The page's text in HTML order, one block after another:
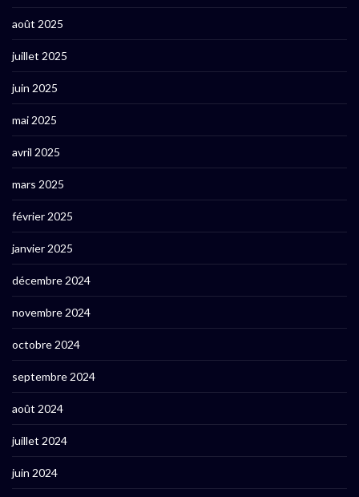
août 2025
juillet 2025
juin 2025
mai 2025
avril 2025
mars 2025
février 2025
janvier 2025
décembre 2024
novembre 2024
octobre 2024
septembre 2024
août 2024
juillet 2024
juin 2024